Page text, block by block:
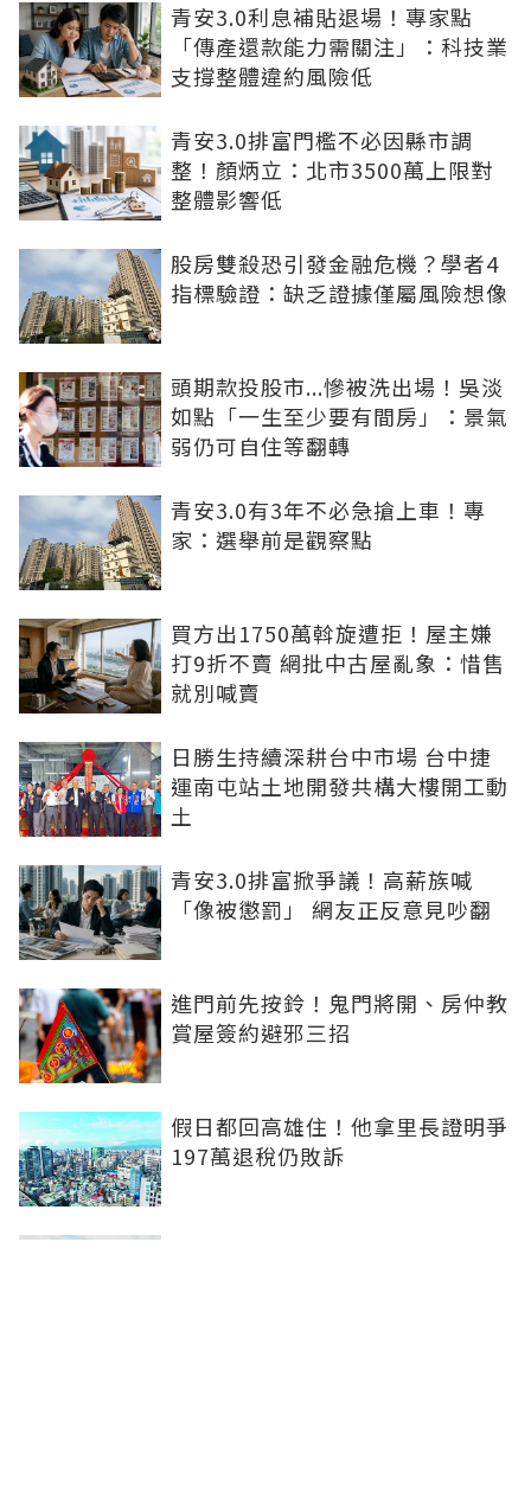
青安3.0利息補貼退場！專家點
「傳產還款能力需關注」：科技業
支撐整體違約風險低
青安3.0排富門檻不必因縣市調
整！顏炳立：北市3500萬上限對
整體影響低
股房雙殺恐引發金融危機？學者4
指標驗證：缺乏證據僅屬風險想像
頭期款投股市...慘被洗出場！吳淡
如點「一生至少要有間房」：景氣
弱仍可自住等翻轉
青安3.0有3年不必急搶上車！專
家：選舉前是觀察點
買方出1750萬斡旋遭拒！屋主嫌
打9折不賣 網批中古屋亂象：惜售
就別喊賣
日勝生持續深耕台中市場 台中捷
運南屯站土地開發共構大樓開工動
土
青安3.0排富掀爭議！高薪族喊
「像被懲罰」 網友正反意見吵翻
進門前先按鈴！鬼門將開、房仲教
賞屋簽約避邪三招
假日都回高雄住！他拿里長證明爭
197萬退稅仍敗訴